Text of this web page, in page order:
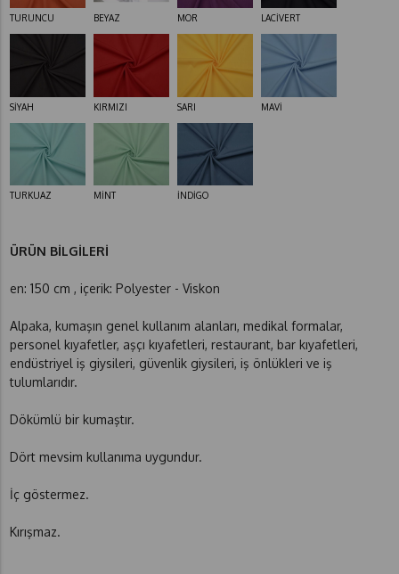
TURUNCU BEYAZ MOR LACİVERT
SİYAH KIRMIZI SARI MAVİ
TURKUAZ MİNT İNDİGO
ÜRÜN BİLGİLERİ
en: 150 cm , içerik: Polyester - Viskon
Alpaka, kumaşın genel kullanım alanları, medikal formalar,
personel kıyafetler, aşçı kıyafetleri, restaurant, bar kıyafetleri,
endüstriyel iş giysileri, güvenlik giysileri, iş önlükleri ve iş
tulumlarıdır.
Dökümlü bir kumaştır.
Dört mevsim kullanıma uygundur.
İç göstermez.
Kırışmaz.